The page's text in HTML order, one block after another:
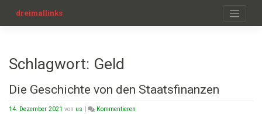
dreimallinks
Schlagwort: Geld
Die Geschichte von den Staatsfinanzen
14. Dezember 2021 von us Kommentieren